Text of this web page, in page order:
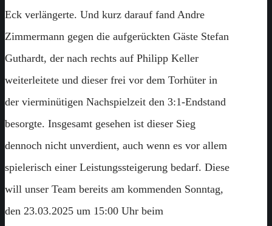
Eck verlängerte. Und kurz darauf fand Andre
Zimmermann gegen die aufgerückten Gäste Stefan
Guthardt, der nach rechts auf Philipp Keller
weiterleitete und dieser frei vor dem Torhüter in
der vierminütigen Nachspielzeit den 3:1-Endstand
besorgte. Insgesamt gesehen ist dieser Sieg
dennoch nicht unverdient, auch wenn es vor allem
spielerisch einer Leistungssteigerung bedarf. Diese
will unser Team bereits am kommenden Sonntag,
den 23.03.2025 um 15:00 Uhr beim